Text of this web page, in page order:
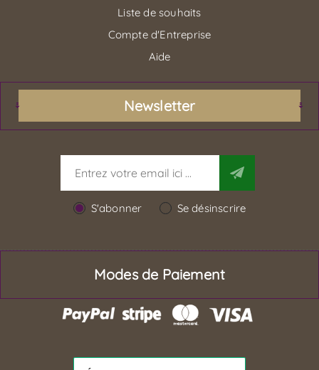
Liste de souhaits
Compte d'Entreprise
Aide
Newsletter
S'abonner Se désinscrire
Modes de Paiement